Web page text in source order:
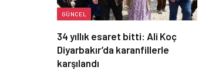
GÜNCEL
34 yıllık esaret bitti: Ali Koç
Diyarbakır’da karanfillerle
karşılandı